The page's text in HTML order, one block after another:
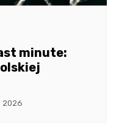
minute:
2026